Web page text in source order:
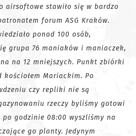
airsoftowe stawiło się w bardzo
forum ASG Kraków.
ponad 100 osób,
grupa 76 maniaków i maniaczek,
na 12 mniejszych. Punkt zbiórki
kościołem Mariackim. Po
czy repliki nie są
rzeczy byliśmy gotowi
po godzinie 08:00 wyszliśmy na
go planty. Jedynym